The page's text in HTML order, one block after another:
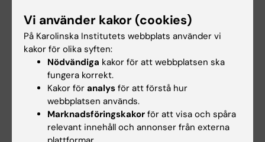
Tillgänglighetsredogörelse för Inspera
Rapportera bristande tillgänglighet i digitala verktyg
Utsatt, vill rapportera problem eller
anmäla skada?
Vi använder kakor (cookies)
På Karolinska Institutets webbplats använder vi
kakor för olika syften:
Nödvändiga kakor för att webbplatsen ska
fungera korrekt.
Kakor för analys för att förstå hur
webbplatsen används.
Marknadsföringskakor för att visa och spåra
relevant innehåll och annonser från externa